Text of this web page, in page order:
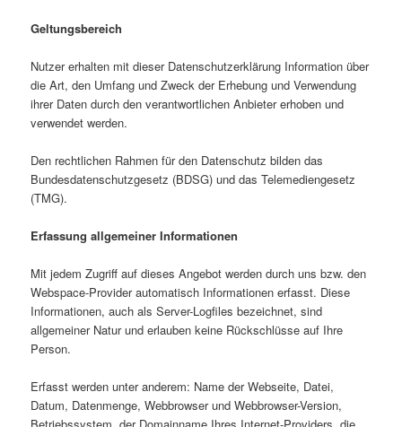
Geltungsbereich
Nutzer erhalten mit dieser Datenschutzerklärung Information über
die Art, den Umfang und Zweck der Erhebung und Verwendung
ihrer Daten durch den verantwortlichen Anbieter erhoben und
verwendet werden.
Den rechtlichen Rahmen für den Datenschutz bilden das
Bundesdatenschutzgesetz (BDSG) und das Telemediengesetz
(TMG).
Erfassung allgemeiner Informationen
Mit jedem Zugriff auf dieses Angebot werden durch uns bzw. den
Webspace-Provider automatisch Informationen erfasst. Diese
Informationen, auch als Server-Logfiles bezeichnet, sind
allgemeiner Natur und erlauben keine Rückschlüsse auf Ihre
Person.
Erfasst werden unter anderem: Name der Webseite, Datei,
Datum, Datenmenge, Webbrowser und Webbrowser-Version,